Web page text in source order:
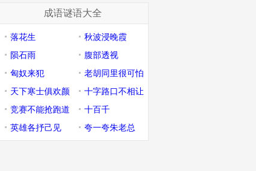
成语谜语大全
落花生
秋波浸晚霞
陨石雨
腹部透视
匈奴来犯
老胡同里很可怕
天下寒士俱欢颜
十字路口不相让
竞赛不能抢跑道
十百千
英雄各抒己见
夸一夸朱老总